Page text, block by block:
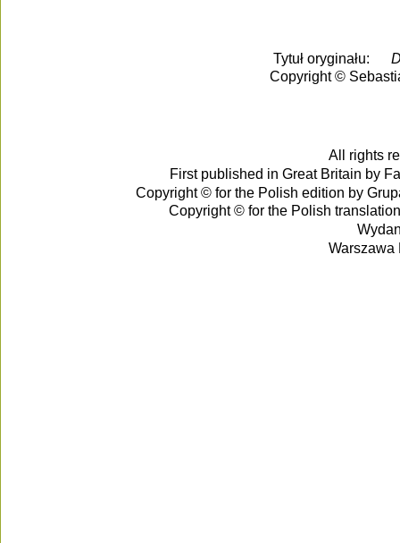
Tytuł oryginału:
Copyright ©
All rights
First published in Great Britain by
Copyright © for the Polish edition by
Copyright © for the Polish
Warszawa